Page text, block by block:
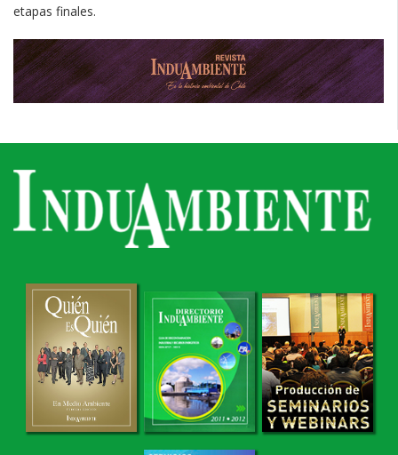
etapas finales.